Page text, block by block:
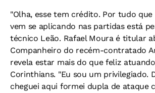
"Olha, esse tem crédito. Por tudo que
vem se aplicando nas partidas está
técnico Leão. Rafael Moura é titular
Companheiro do recém-contratado
revela estar mais do que feliz
Corinthians. "Eu sou um privilegiado.
cheguei aqui formei dupla de ataque